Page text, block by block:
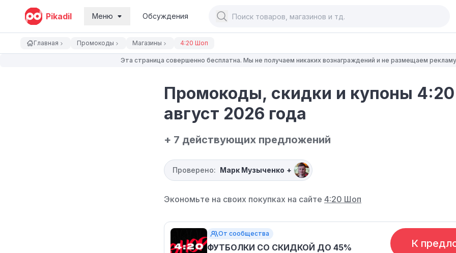
Pikadil Меню Обсуждения
Главная Промокоды Магазины 4:20 Шоп
Эта страница совершенно бесплатна. Мы не получаем никаких вознаграждений и не размещаем
Промокоды, скидки и купоны
август 2026 года
+ 7 действующих предложений
Проверено: Марк Музыченко +
Экономьте на своих покупках на сайте 4:20 Шоп
От сообщества
ФУТБОЛКИ СО СКИДКОЙ ДО 45% К